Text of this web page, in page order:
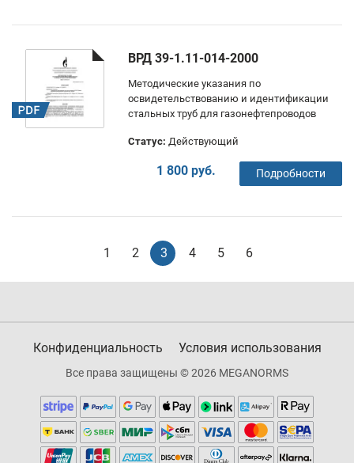
ВРД 39-1.11-014-2000
Методические указания по
освидетельствованию и идентификации
стальных труб для газонефтепроводов
Статус: Действующий
1 800 руб. Подробности
1 2 3 4 5 6
Конфиденциальность Условия использования
Все права защищены © 2026 MEGANORMS